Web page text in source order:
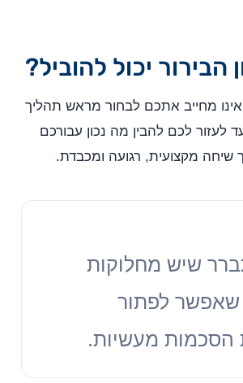
הבירור יכול להוביל?
אינו מחייב אתכם לבחור מראש תהליך
לעזור לכם להבין מה נכון עבורכם
שיחה מקצועית, רגועה ומכבדת.
שיש מחלוקות
שאפשר לפתור
הסכמות מעשיות.